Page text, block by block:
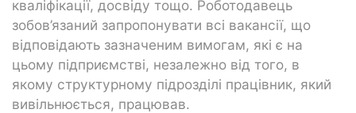
кваліфікації, досвіду тощо. Роботодавець
зобов’язаний запропонувати всі вакансії, що
відповідають зазначеним вимогам, які є на
цьому підприємстві, незалежно від того, в
якому структурному підрозділі працівник, який
вивільнюється, працював.